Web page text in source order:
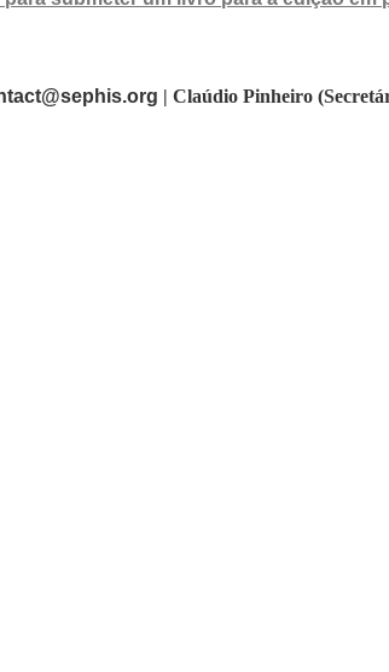
| Claúdio Pinheiro